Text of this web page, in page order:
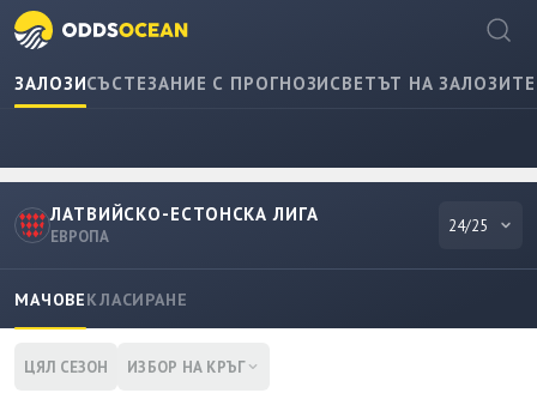
ЗАЛОЗИСЪСТЕЗАНИЕ С ПРОГНОЗИСВЕТЪТ НА ЗАЛОЗИТЕ
ЛАТВИЙСКО-ЕСТОНСКА ЛИГА
ЕВРОПА
24/25
МАЧОВЕКЛАСИРАНЕ
ЦЯЛ СЕЗОН ИЗБОР НА КРЪГ